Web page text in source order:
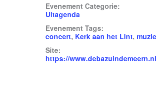
Evenement Categorie:
Uitagenda
Evenement Tags:
concert, Kerk aan het Lint,
Site:
https://www.debazuindemeern.nl